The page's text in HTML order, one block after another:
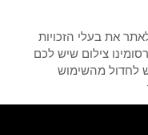
את בעלי הזכויות
צילום שיש לכם
לחדול מהשימוש